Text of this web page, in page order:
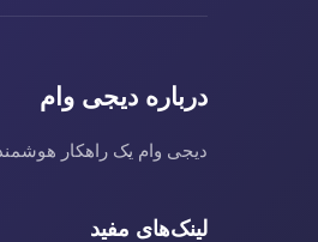
درباره دیجی وام
دیجی وام یک راهکار
لینک‌های مفید